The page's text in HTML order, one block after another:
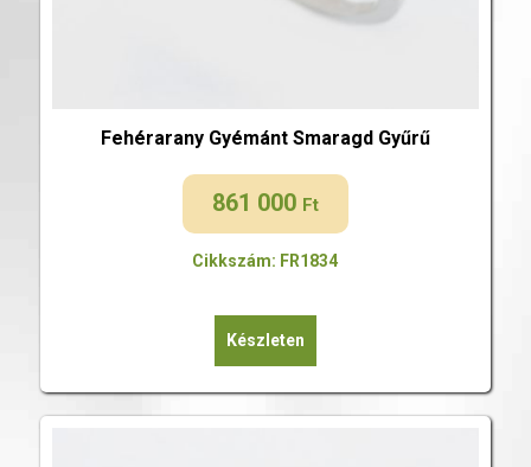
Fehérarany Gyémánt Smaragd Gyűrű
861 000 Ft
Cikkszám: FR1834
Készleten